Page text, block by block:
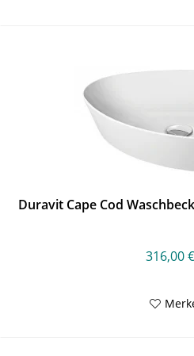
Duravit Cape Cod
316,00